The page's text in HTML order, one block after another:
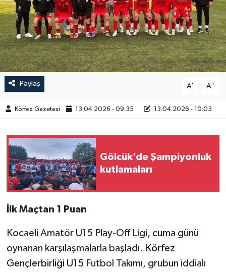
Paylaş A- A+
Körfez Gazetesi 13.04.2026 - 09:35 13.04.2026 - 10:03
Gölcük’de Şampiyonluk
kutlamaları
İlk Maçtan 1 Puan
Kocaeli Amatör U15 Play-Off Ligi, cuma günü
oynanan karşılaşmalarla başladı. Körfez
Gençlerbirliği U15 Futbol Takımı, grubun iddialı